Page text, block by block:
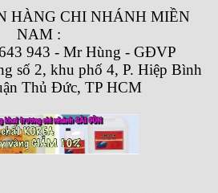
HÀNG CHI NHÁNH MIỀN
NAM :
943 - Mr Hùng - GĐVP
số 2, khu phố 4, P. Hiệp Bình
Thủ Đức, TP HCM